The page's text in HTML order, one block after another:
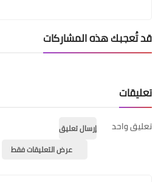
قد تُعجبك هذه المشاركات
تعليقات
تعليق واحد
إرسال تعليق
عرض التعليقات فقط